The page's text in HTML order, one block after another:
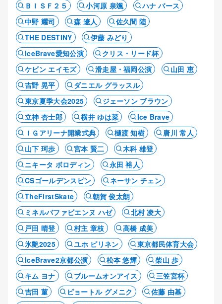
ＢＩＳＦ２５
小河原 泉颯
ハナ バース
中野 耀司
森 遼人
佐久間 陸
THE DESTINY
伊藤 みどり
IceBrave愛知公演
クリス・リード杯
ケビン エイモズ
滑走屋・福岡公演
山田 恵
吉野 晃平
ダニエル グラッスル
東京夏季大会2025
ジェーソン ブラウン
立神 杏士郎
横井 ゆは菜
Ice Brave
ＩＧアリーナ開業式典
樋渡 知樹
唐川 常人
山下 珂歩
宮本 賢二
木科 雄登
ニキータ ボロディン
永田 裕人
CSゴールデンスピン
ネーサン チェン
TheFirstSkate
朝賀 俊太朗
ミネルバファビエンヌ ハゼ
北村 凌大
戸田 晴登
村主 章枝
高橋 成美
氷艶2025
ユホ ピリネン
東京都民体育大会
IceBrave2京都公演
松本 悠輝
柴山 歩
キム ヨナ
ブルームオンアイス
三笠宮杯
吉田 菫
ピョートル グメニク
佐藤 由基